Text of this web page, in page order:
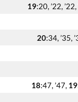
19:20, ’22, ’22,
20:34, ’35,
18:47, ’47, 19